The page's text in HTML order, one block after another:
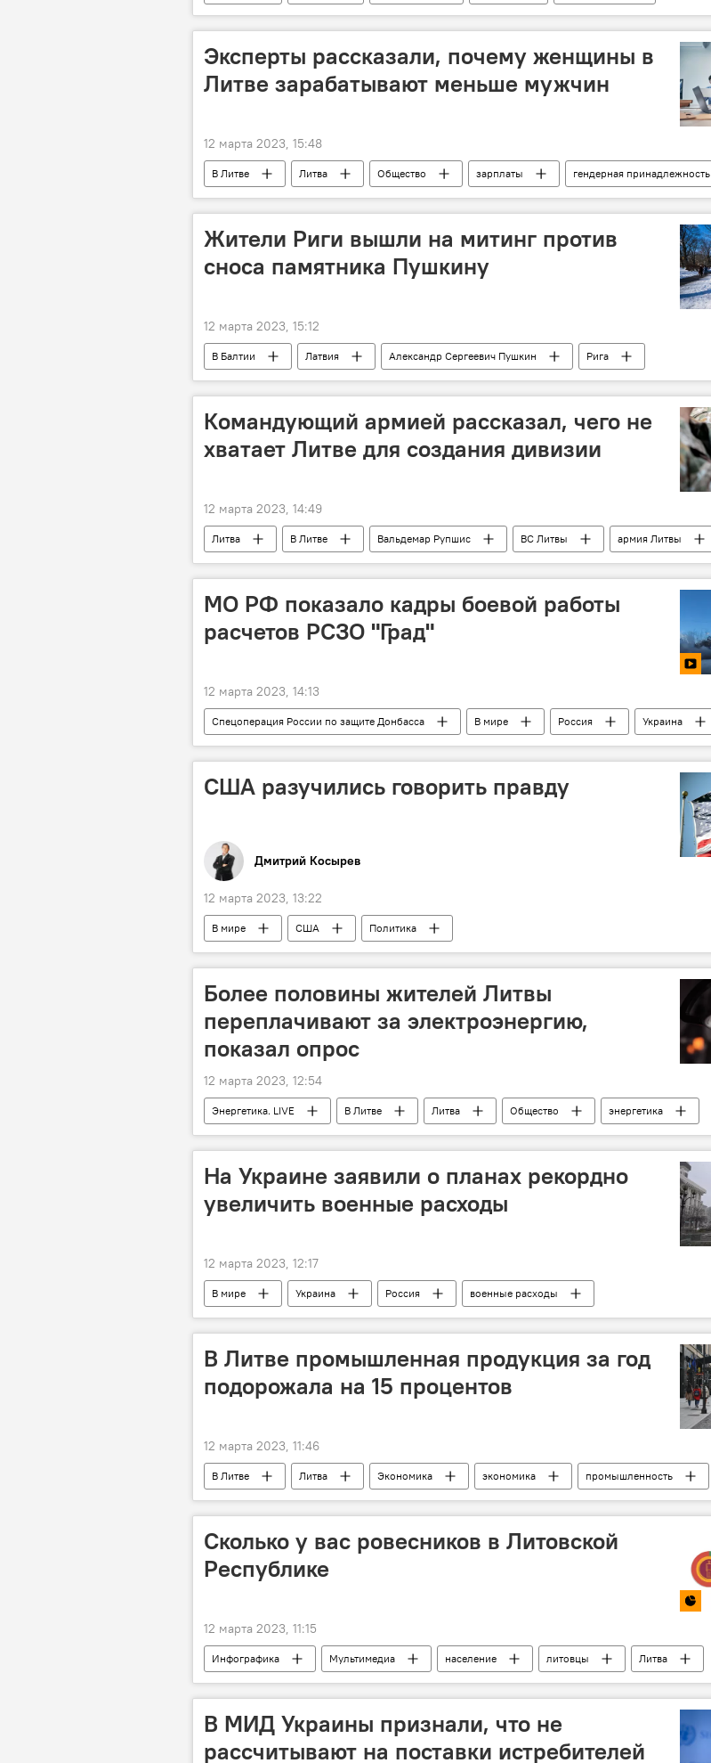
Эксперты рассказали, почему женщины в
Литве зарабатывают меньше мужчин
12 марта 2023, 15:48
В Литве Литва Общество зарплаты гендерная принадлежность
Жители Риги вышли на митинг против
сноса памятника Пушкину
12 марта 2023, 15:12
В Балтии Латвия Александр Сергеевич Пушкин Рига
Командующий армией рассказал, чего не
хватает Литве для создания дивизии
12 марта 2023, 14:49
Литва В Литве Вальдемар Рупшис ВС Литвы армия Литвы
МО РФ показало кадры боевой работы
расчетов РСЗО "Град"
12 марта 2023, 14:13
Спецоперация России по защите Донбасса В мире Россия
Украина
Минобороны
США разучились говорить правду
Дмитрий Косырев
12 марта 2023, 13:22
В мире США Политика
Более половины жителей Литвы
переплачивают за электроэнергию,
показал опрос
12 марта 2023, 12:54
Энергетика. LIVE В Литве Литва Общество
энергетика
электроэнергия
электричество
На Украине заявили о планах рекордно
увеличить военные расходы
12 марта 2023, 12:17
В мире Украина Россия военные расходы
В Литве промышленная продукция за год
подорожала на 15 процентов
12 марта 2023, 11:46
В Литве Литва Экономика экономика промышленность
Сколько у вас ровесников в Литовской
Республике
12 марта 2023, 11:15
Инфографика Мультимедиа население литовцы
Литва
возраст
В МИД Украины признали, что не
рассчитывают на поставки истребителей